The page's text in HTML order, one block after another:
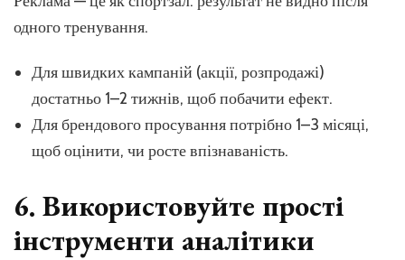
одного тренування.
Для швидких кампаній (акції, розпродажі)
достатньо 1–2 тижнів, щоб побачити ефект.
Для брендового просування потрібно 1–3 місяці,
щоб оцінити, чи росте впізнаваність.
6. Використовуйте прості
інструменти аналітики